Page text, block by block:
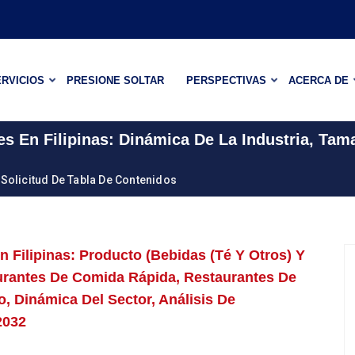
PRESIONE SOLTAR PERSPECTIVAS ACERCA DE
En Filipinas: Dinámica De La Industria,
Solicitud De Tabla De Contenidos
Filipinas: Producto (bebidas (té Y Otros) Y
De Comida Rápida, Restaurantes De
Dinámica Del Sector, Análisis De